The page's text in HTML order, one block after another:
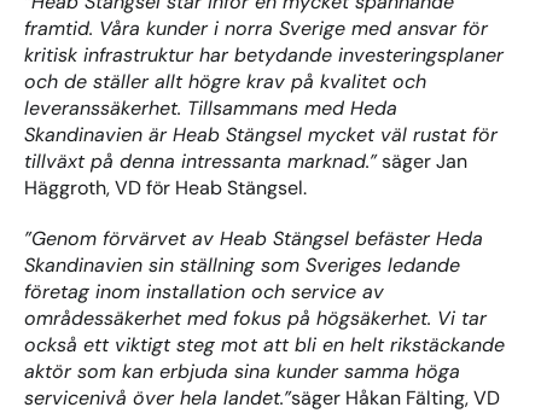
framtid. Våra kunder i norra Sverige med ansvar för
kritisk infrastruktur har betydande investeringsplaner
och de ställer allt högre krav på kvalitet och
leveranssäkerhet. Tillsammans med Heda
Skandinavien är Heab Stängsel mycket väl rustat för
tillväxt på denna intressanta marknad.” säger Jan
Häggroth, VD för Heab Stängsel.
”Genom förvärvet av Heab Stängsel befäster Heda
Skandinavien sin ställning som Sveriges ledande
företag inom installation och service av
områdessäkerhet med fokus på högsäkerhet. Vi tar
också ett viktigt steg mot att bli en helt rikstäckande
aktör som kan erbjuda sina kunder samma höga
servicenivå över hela landet.”säger Håkan Fälting, VD